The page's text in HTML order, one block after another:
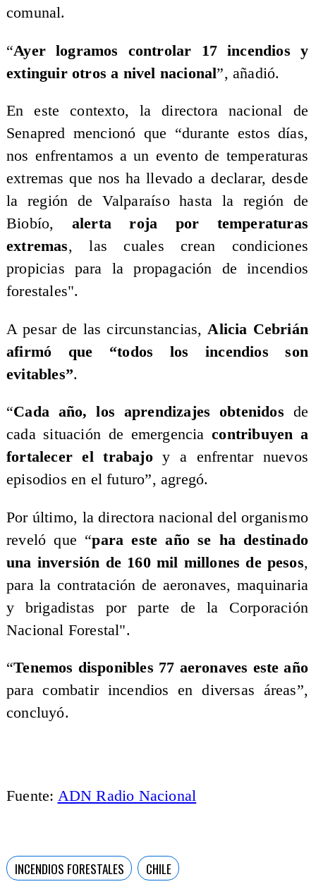
comunal.
“Ayer logramos controlar 17 incendios y
extinguir otros a nivel nacional”, añadió.
En este contexto, la directora nacional de
Senapred mencionó que “durante estos días,
nos enfrentamos a un evento de temperaturas
extremas que nos ha llevado a declarar, desde
la región de Valparaíso hasta la región de
Biobío, alerta roja por temperaturas
extremas, las cuales crean condiciones
propicias para la propagación de incendios
forestales".
A pesar de las circunstancias, Alicia Cebrián
afirmó que “todos los incendios son
evitables”.
“Cada año, los aprendizajes obtenidos de
cada situación de emergenciacontribuyen a
fortalecer el trabajoy a enfrentar nuevos
episodios en el futuro”, agregó.
Por último, la directora nacional del organismo
reveló que “para este año se ha destinado
una inversión de 160 mil millones de pesos,
para la contratación de aeronaves, maquinaria
y brigadistas por parte de la Corporación
Nacional Forestal".
“Tenemos disponibles 77 aeronaves este año
para combatir incendios en diversas áreas”,
concluyó.
Fuente: ADN Radio Nacional
INCENDIOS FORESTALES CHILE